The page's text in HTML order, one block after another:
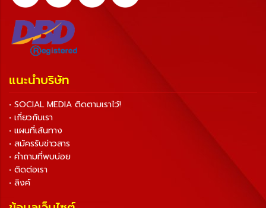
แนะนำบริษัท
• SOCIAL MEDIA ติดตามเราไว้!
• เกี่ยวกับเรา
• แผนที่เส้นทาง
• สมัครรับข่าวสาร
• คำถามที่พบบ่อย
• ติดต่อเรา
• ลิงค์